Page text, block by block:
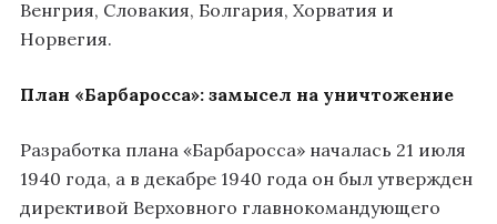
Венгрия, Словакия, Болгария, Хорватия и
Норвегия.
План «Барбаросса»: замысел на уничтожение
Разработка плана «Барбаросса» началась 21 июля
1940 года, а в декабре 1940 года он был утвержден
директивой Верховного главнокомандующего